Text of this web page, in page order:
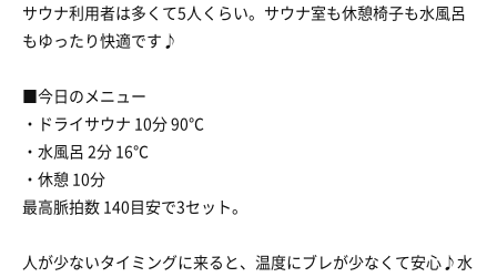
サウナ利用者は多くて5人くらい。サウナ室も休憩椅子も水風呂
もゆったり快適です♪
■今日のメニュー
・ドライサウナ 10分 90℃
・水風呂 2分 16℃
・休憩 10分
最高脈拍数 140目安で3セット。
人が少ないタイミングに来ると、温度にブレが少なくて安心♪水